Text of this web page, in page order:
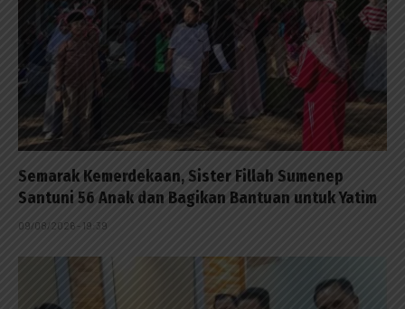
Semarak Kemerdekaan, Sister Fillah Sumenep
Santuni 56 Anak dan Bagikan Bantuan untuk Yatim
09/08/2026 - 19:39